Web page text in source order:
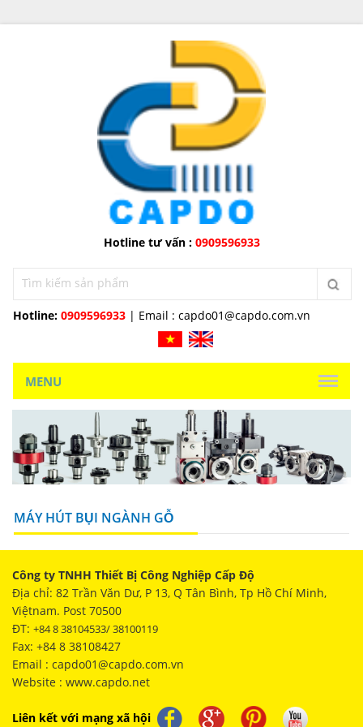
Hotline tư vấn : 0909596933
Hotline: 0909596933 | Email : capdo01@capdo.com.vn
MENU
MÁY HÚT BỤI NGÀNH GỖ
Công ty TNHH Thiết Bị Công Nghiệp Cấp Độ
Địa chỉ: 82 Trần Văn Dư, P 13, Q Tân Bình, Tp Hồ Chí Minh,
Việtnam. Post 70500
ĐT: +84 8 38104533/ 38100119
Fax: +84 8 38108427
Email : capdo01@capdo.com.vn
Website : www.capdo.net
Liên kết với mạng xã hội